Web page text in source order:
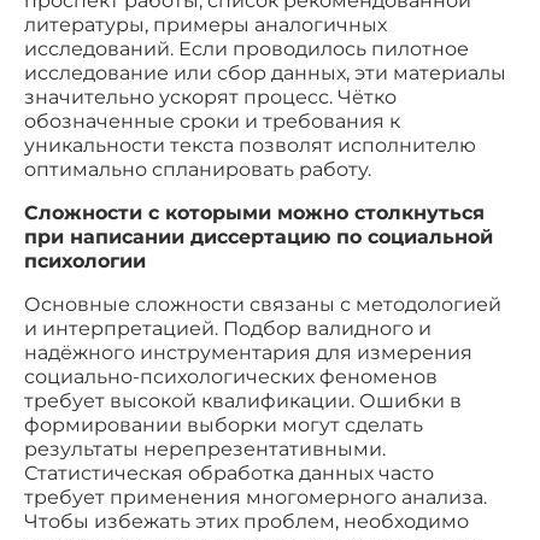
литературы, примеры аналогичных
исследований. Если проводилось пилотное
исследование или сбор данных, эти материалы
значительно ускорят процесс. Чётко
обозначенные сроки и требования к
уникальности текста позволят исполнителю
оптимально спланировать работу.
Сложности с которыми можно столкнуться
при написании диссертацию по социальной
психологии
Основные сложности связаны с методологией
и интерпретацией. Подбор валидного и
надёжного инструментария для измерения
социально-психологических феноменов
требует высокой квалификации. Ошибки в
формировании выборки могут сделать
результаты нерепрезентативными.
Статистическая обработка данных часто
требует применения многомерного анализа.
Чтобы избежать этих проблем, необходимо